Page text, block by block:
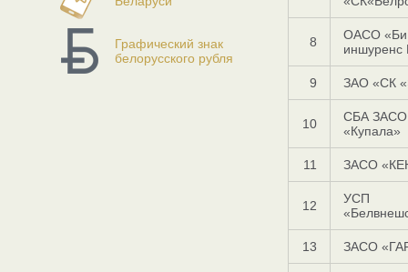
Графический знак
белорусского рубля
8
ОАСО «Би
иншуренс
9 ЗАО «СК
10
СБА ЗАСО
«Купала»
11 ЗАСО
12
УСП
13 ЗАСО